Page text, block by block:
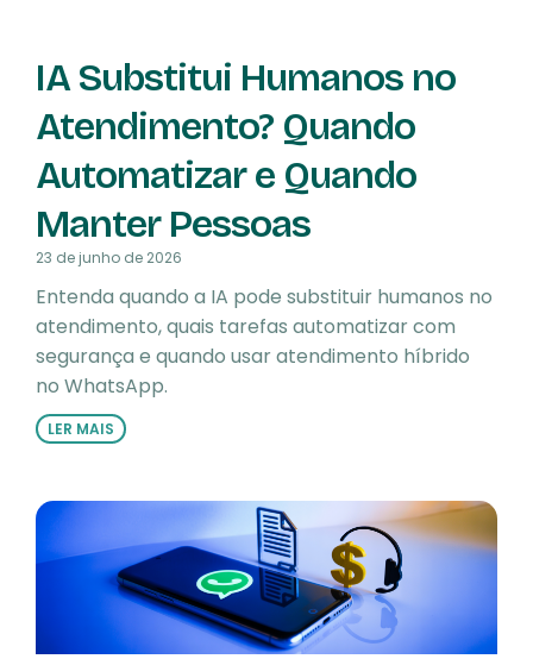
IA Substitui Humanos no
Atendimento? Quando
Automatizar e Quando
Manter Pessoas
23 de junho de 2026
Entenda quando a IA pode substituir humanos no
atendimento, quais tarefas automatizar com
segurança e quando usar atendimento híbrido
no WhatsApp.
LER MAIS